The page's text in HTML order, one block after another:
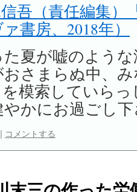
吾（責任編集）
書房、2018年）
夏が嘘のよう
さまらぬ中、
を模索していら
かにお過ごし
| コメントする